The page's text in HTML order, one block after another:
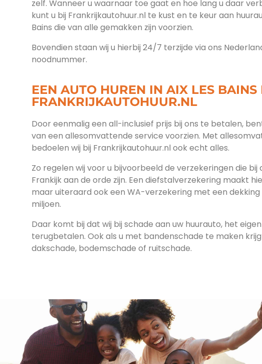
zelf. Wanneer u waarnaar toe gaat en hoe lang u daar
kunt u bij Frankrijkautohuur.nl te kust en te keur aan
Bains die van alle gemakken zijn voorzien.
Bovendien staan wij u hierbij 24/7 terzijde via ons
noodnummer.
EEN AUTO HUREN IN AIX LES BAINS
FRANKRIJKAUTOHUUR.NL
Door eenmalig een all-inclusief prijs bij ons te betalen,
van een allesomvattende service voorzien. Met
bedoelen wij bij Frankrijkautohuur.nl ook echt alles.
Zo regelen wij voor u bijvoorbeeld de verzekeringen die bij
Frankijk aan de orde zijn. Een diefstalverzekering maakt
maar uiteraard ook een WA-verzekering met een
miljoen.
Daar komt bij dat wij bij schade aan uw huurauto, het
terugbetalen. Ook als u met bandenschade te maken
dakschade, bodemschade of ruitschade.